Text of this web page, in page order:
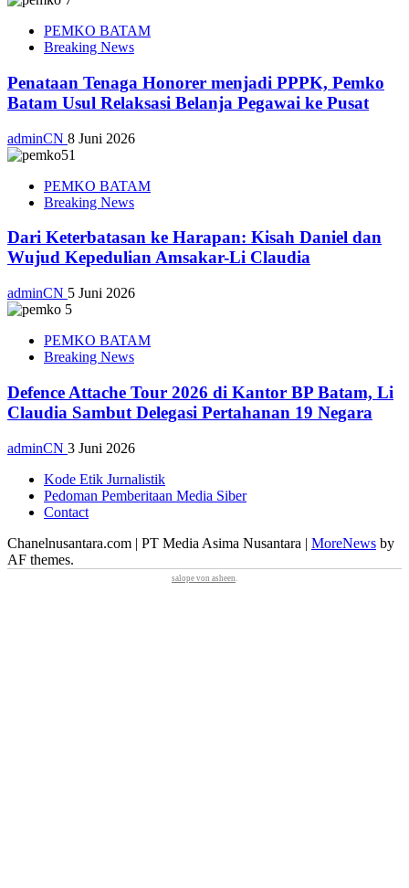
PEMKO BATAM
Breaking News
Penataan Tenaga Honorer menjadi PPPK, Pemko
Batam Usul Relaksasi Belanja Pegawai ke Pusat
adminCN 8 Juni 2026
PEMKO BATAM
Breaking News
Dari Keterbatasan ke Harapan: Kisah Daniel dan
Wujud Kepedulian Amsakar-Li Claudia
adminCN 5 Juni 2026
PEMKO BATAM
Breaking News
Defence Attache Tour 2026 di Kantor BP Batam, Li
Claudia Sambut Delegasi Pertahanan 19 Negara
adminCN 3 Juni 2026
Kode Etik Jurnalistik
Pedoman Pemberitaan Media Siber
Contact
Chanelnusantara.com | PT Media Asima Nusantara | MoreNews by
AF themes.
salope von asheen